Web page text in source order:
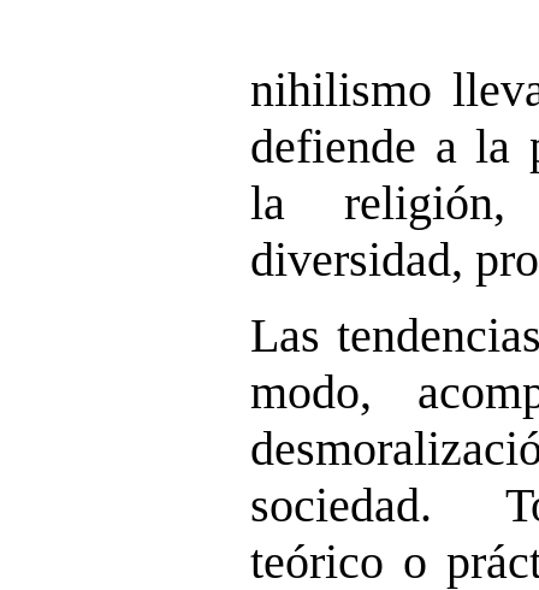
nihilismo
defiende a la
la religión,
diversidad,
Las
modo,
sociedad.
teórico o